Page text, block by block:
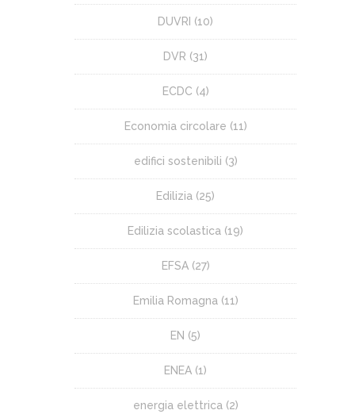
DUVRI (10)
DVR (31)
ECDC (4)
Economia circolare (11)
edifici sostenibili (3)
Edilizia (25)
Edilizia scolastica (19)
EFSA(27)
Emilia Romagna(11)
EN (5)
ENEA (1)
energia elettrica(2)